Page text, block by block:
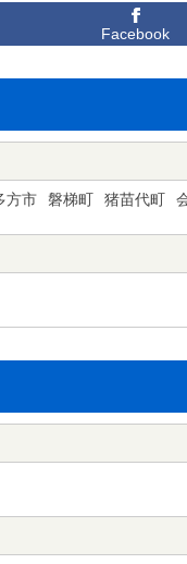
Facebook
方市 磐梯町 猪苗代町